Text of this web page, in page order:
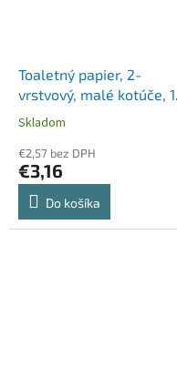
Toaletný papier, 2-
vrstvový, malé kotúče, 10
kotúčov, LUCART "Soft",
Skladom
€2,57 bez DPH
€3,16
Do košíka